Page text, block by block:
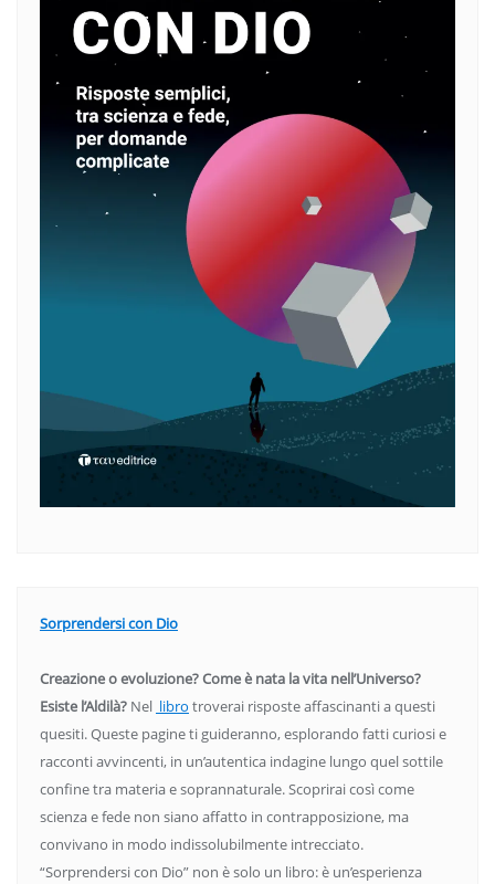
Sorprendersi con Dio
Creazione o evoluzione? Come è nata la vita nell’Universo?
Esiste l’Aldilà? Nel libro troverai risposte affascinanti a questi
quesiti. Queste pagine ti guideranno, esplorando fatti curiosi e
racconti avvincenti, in un’autentica indagine lungo quel sottile
confine tra materia e soprannaturale. Scoprirai così come
scienza e fede non siano affatto in contrapposizione, ma
convivano in modo indissolubilmente intrecciato.
“Sorprendersi con Dio” non è solo un libro: è un’esperienza